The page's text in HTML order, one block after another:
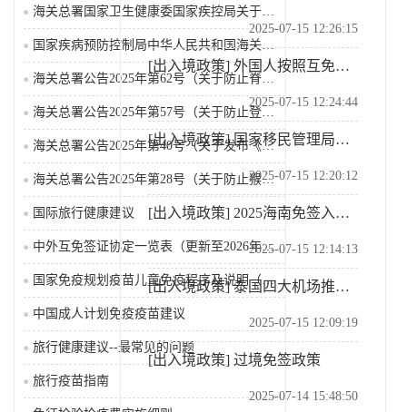
国家疾病预防控制局中华人民共和国海关总署关于公布监测...
海关总署公告2025年第40号（关于发布《国境口岸传...
海关总署公告2025年第28号（关于防止猴痘疫情传入...
国际旅行健康建议
中外互免签证协定一览表（更新至2026年2月25日）
国家免疫规划疫苗儿童免疫程序及说明（2026年版）
中国成人计划免疫疫苗建议
旅行健康建议--最常见的问题
旅行疫苗指南
2025-07-15 12:26:15
[出入境政策] 外国人按照互免签证协定免签来华有关问题的答问口径
2025-07-15 12:24:44
[出入境政策] 国家移民管理局：境外人员搭乘航班自浦东国际机场入区无需中国签证
2025-07-15 12:20:12
[出入境政策] 2025海南免签入境国家一览表
2025-07-15 12:14:13
[出入境政策] 泰国四大机场推出暑期中国家庭旅客特别通道
2025-07-15 12:09:19
[出入境政策] 过境免签政策
2025-07-14 15:48:50